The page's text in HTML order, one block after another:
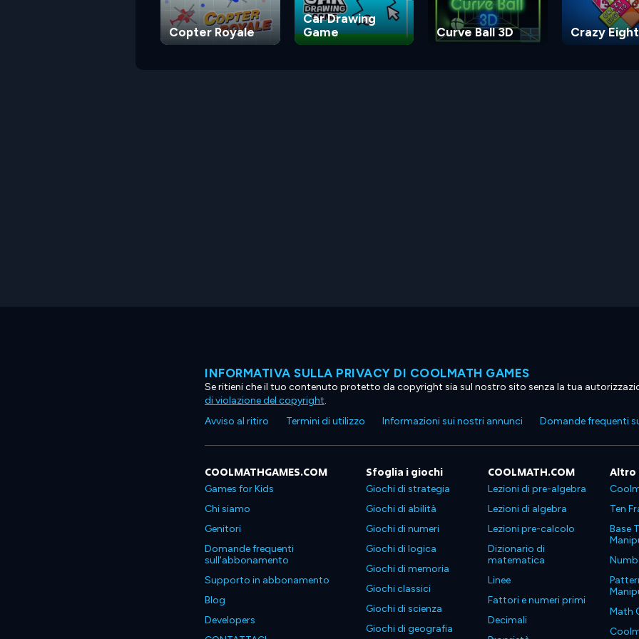
Copter Royale
Car Drawing
Game
Curve Ball 3D Crazy
INFORMATIVA SULLA PRIVACY DI COOLMATH GAMES
Se ritieni che il tuo contenuto protetto da copyright sia sul nostro sito senza la tua
di violazione del copyright.
Avviso al ritiro
Termini di utilizzo Informazioni sui nostri annunci Domande frequenti
COOLMATHGAMES.COM
Games for Kids
Chi siamo
Genitori
Domande frequenti
sull'abbonamento
Supporto in abbonamento
Blog
Developers
Sfoglia i giochi
Giochi di strategia
Giochi di abilità
Giochi di numeri
Giochi di logica
Giochi di memoria
Giochi classici
Giochi di scienza
Giochi di geografia
COOLMATH.COM
Lezioni di pre-algebra
Lezioni di algebra
Lezioni pre-calcolo
Dizionario di
matematica
Linee
Fattori e numeri primi
Decimali
Altro
Ten
Base
Math